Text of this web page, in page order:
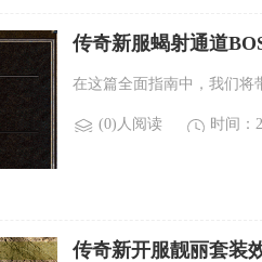
传奇新服蝎射通道
在这篇全面指南中，我们将
(0)人阅读 时间：
传奇新开服靓丽套装